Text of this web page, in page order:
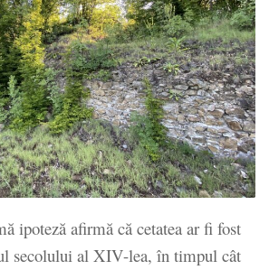
ipoteză afirmă că cetatea ar fi fost
secolului al XIV-lea, în timpul cât